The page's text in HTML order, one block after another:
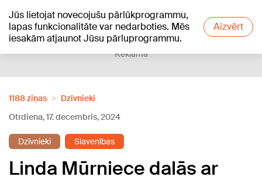
Jūs lietojat novecojušu pārlūkprogrammu,
lapas funkcionalitāte var nedarboties. Mēs
iesakām atjaunot Jūsu pārluprogrammu.
Aizvērt
+24°C
Reklāma
1188 ziņas
Dzīvnieki
Otrdiena, 17. decembris, 2024
Dzīvnieki Slavenības
Linda Mūrniece dalās ar